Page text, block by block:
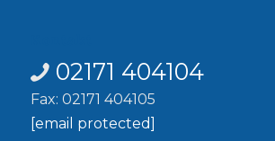
02171 404104
Fax: 02171 404105
[email protected]